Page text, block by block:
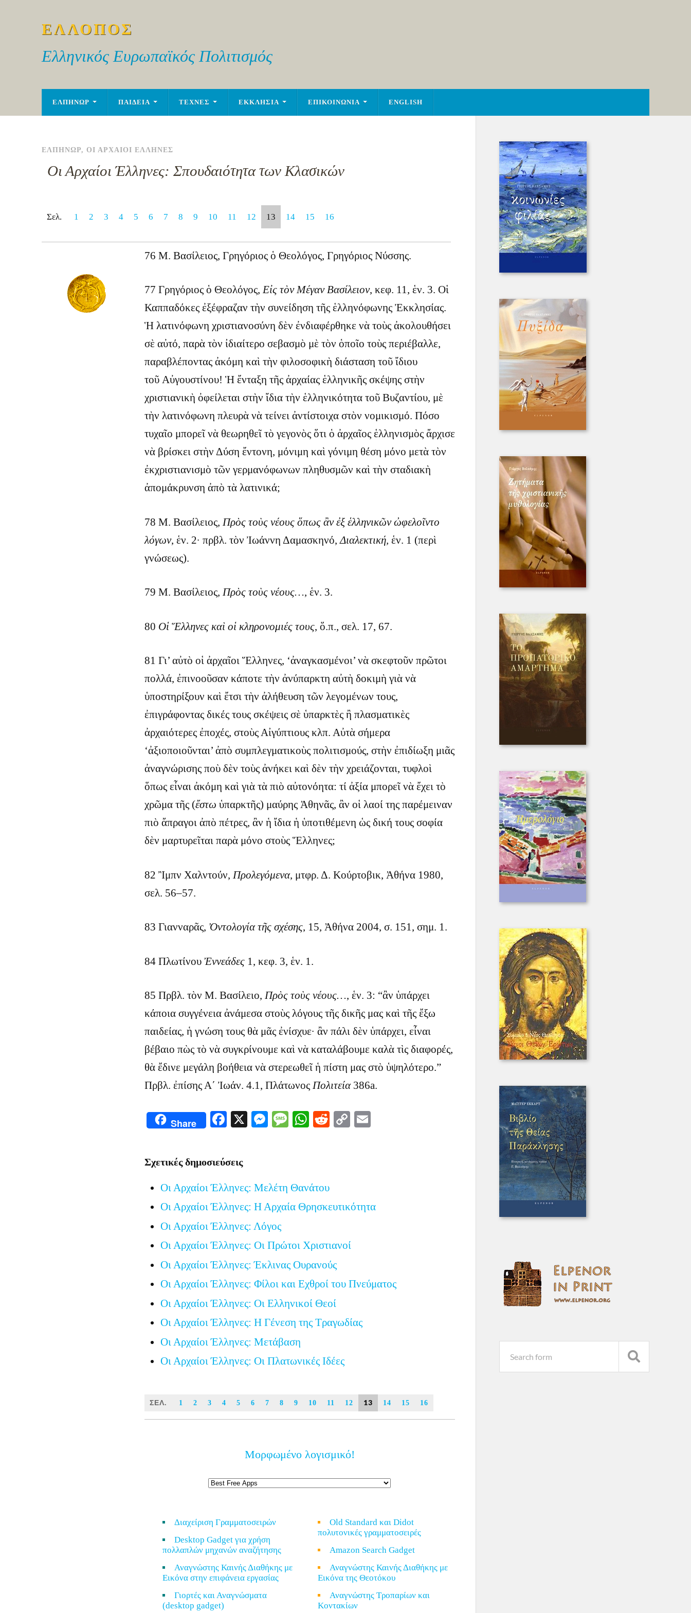
ΕΛΛΟΠΟΣ
Ελληνικός Ευρωπαϊκός Πολιτισμός
ΕΛΠΗΝΩΡ ΠΑΙΔΕΙΑ ΤΕΧΝΕΣ ΕΚΚΛΗΣΙΑ ΕΠΙΚΟΙΝΩΝΙΑ ENGLISH
ΕΛΠΗΝΩΡ, ΟΙ ΑΡΧΑΙΟΙ ΕΛΛΗΝΕΣ
Οι Αρχαίοι Έλληνες: Σπουδαιότητα των Κλασικών
Σελ. 1 2 3 4 5 6 7 8 9 10 11 12 13 14 15 16
76 Μ. Βασίλειος, Γρηγόριος ὁ Θεολόγος, Γρηγόριος Νύσσης.
77 Γρηγόριος ὁ Θεολόγος,Εἰς τὸν Μέγαν Βασίλειον, κεφ. 11, ἑν. 3. Οἱ
Καππαδόκες ἐξέφραζαν τὴν συνείδηση τῆς ἑλληνόφωνης Ἐκκλησίας.
Ἡ λατινόφωνη χριστιανοσύνη δὲν ἐνδιαφέρθηκε νὰ τοὺς ἀκολουθήσει
σὲ αὐτό, παρὰ τὸν ἰδιαίτερο σεβασμὸ μὲ τὸν ὁποῖο τοὺς περιέβαλλε,
παραβλέποντας ἀκόμη καὶ τὴν φιλοσοφικὴ διάσταση τοῦ ἴδιου
τοῦ Αὐγουστίνου! Ἡ ἔνταξη τῆς ἀρχαίας ἑλληνικῆς σκέψης στὴν
χριστιανικὴ ὀφείλεται στὴν ἴδια τὴν ἑλληνικότητα τοῦ Βυζαντίου, μὲ
τὴν λατινόφωνη πλευρὰ νὰ τείνει ἀντίστοιχα στὸν νομικισμό. Πόσο
τυχαῖο μπορεῖ νὰ θεωρηθεῖ τὸ γεγονὸς ὅτι ὁ ἀρχαῖος ἑλληνισμὸς ἄρχισε
νὰ βρίσκει στὴν Δύση ἔντονη, μόνιμη καὶ γόνιμη θέση μόνο μετὰ τὸν
ἐκχριστιανισμὸ τῶν γερμανόφωνων πληθυσμῶν καὶ τὴν σταδιακὴ
ἀπομάκρυνση ἀπὸ τὰ λατινικά;
78 Μ. Βασίλειος, Πρὸς τοὺς νέους ὅπως ἂν ἐξ ἑλληνικῶν ὠφελοῖντο
λόγων, ἑν. 2· πρβλ. τὸν Ἰωάννη Δαμασκηνό,Διαλεκτική, ἑν. 1 (περὶ
γνώσεως).
79 Μ. Βασίλειος, Πρὸς τοὺς νέους…, ἑν. 3.
80 Οἱ Ἕλληνες καὶ οἱ κληρονομιές τους, ὅ.π., σελ. 17, 67.
81 Γι’ αὐτὸ οἱ ἀρχαῖοι Ἕλληνες, ‘ἀναγκασμένοι’ νὰ σκεφτοῦν πρῶτοι
πολλά, ἐπινοοῦσαν κάποτε τὴν ἀνύπαρκτη αὐτὴ δοκιμὴ γιὰ νὰ
ὑποστηρίξουν καὶ ἔτσι τὴν ἀλήθευση τῶν λεγομένων τους,
ἐπιγράφοντας δικές τους σκέψεις σὲ ὑπαρκτὲς ἢ πλασματικὲς
ἀρχαιότερες ἐποχές, στοὺς Αἰγύπτιους κλπ. Αὐτὰ σήμερα
‘ἀξιοποιοῦνται’ ἀπὸ συμπλεγματικοὺς πολιτισμούς, στὴν ἐπιδίωξη μιᾶς
ἀναγνώρισης ποὺ δὲν τοὺς ἀνήκει καὶ δὲν τὴν χρειάζονται, τυφλοὶ
ὅπως εἶναι ἀκόμη καὶ γιὰ τὰ πιὸ αὐτονόητα: τί ἀξία μπορεῖ νὰ ἔχει τὸ
χρῶμα τῆς (ἔστω ὑπαρκτῆς) μαύρης Ἀθηνᾶς, ἂν οἱ λαοί της παρέμειναν
πιὸ ἄπραγοι ἀπὸ πέτρες, ἂν ἡ ἴδια ἡ ὑποτιθέμενη ὡς δική τους σοφία
δὲν μαρτυρεῖται παρὰ μόνο στοὺς Ἕλληνες;
82 Ἲμπν Χαλντούν, Προλεγόμενα, μτφρ. Δ. Κούρτοβικ, Ἀθήνα 1980,
σελ. 56–57.
83 Γιανναρᾶς, Ὀντολογία τῆς σχέσης, 15, Ἀθήνα 2004, σ. 151, σημ. 1.
84 Πλωτίνου Ἐννεάδες 1, κεφ. 3, ἑν. 1.
85 Πρβλ. τὸν Μ. Βασίλειο, Πρὸς τοὺς νέους…, ἑν. 3: “ἂν ὑπάρχει
κάποια συγγένεια ἀνάμεσα στοὺς λόγους τῆς δικῆς μας καὶ τῆς ἔξω
παιδείας, ἡ γνώση τους θὰ μᾶς ἐνίσχυε· ἂν πάλι δὲν ὑπάρχει, εἶναι
βέβαιο πὼς τὸ νὰ συγκρίνουμε καὶ νὰ καταλάβουμε καλὰ τὶς διαφορές,
θὰ ἔδινε μεγάλη βοήθεια νὰ στερεωθεῖ ἡ πίστη μας στὸ ὑψηλότερο.”
Πρβλ. ἐπίσης Α΄ Ἰωάν. 4.1, Πλάτωνος Πολιτεία 386a.
Share Facebook
X Messenger
Message
WhatsApp
Reddit
CopyEmail
Σχετικές δημοσιεύσεις
Οι Αρχαίοι Έλληνες: Μελέτη Θανάτου
Οι Αρχαίοι Έλληνες: Η Αρχαία Θρησκευτικότητα
Οι Αρχαίοι Έλληνες: Λόγος
Οι Αρχαίοι Έλληνες: Οι Πρώτοι Χριστιανοί
Οι Αρχαίοι Έλληνες: Έκλινας Ουρανούς
Οι Αρχαίοι Έλληνες: Φίλοι και Εχθροί του Πνεύματος
Οι Αρχαίοι Έλληνες: Οι Ελληνικοί Θεοί
Οι Αρχαίοι Έλληνες: Η Γένεση της Τραγωδίας
Οι Αρχαίοι Έλληνες: Μετάβαση
Οι Αρχαίοι Έλληνες: Οι Πλατωνικές Ιδέες
ΣΕΛ. 1 2 3 4 5 6 7 8 9 10 11 12 13 14 15 16
Μορφωμένο λογισμικό!
Διαχείριση Γραμματοσειρών
Desktop Gadget για χρήση
πολλαπλών μηχανών αναζήτησης
Αναγνώστης Καινής Διαθήκης με
Εικόνα στην επιφάνεια εργασίας
Γιορτές και Αναγνώσματα
(desktop gadget)
Old Standard και Didot
πολυτονικές γραμματοσειρές
Amazon Search Gadget
Αναγνώστης Καινής Διαθήκης με
Εικόνα της Θεοτόκου
Αναγνώστης Τροπαρίων και
Κοντακίων